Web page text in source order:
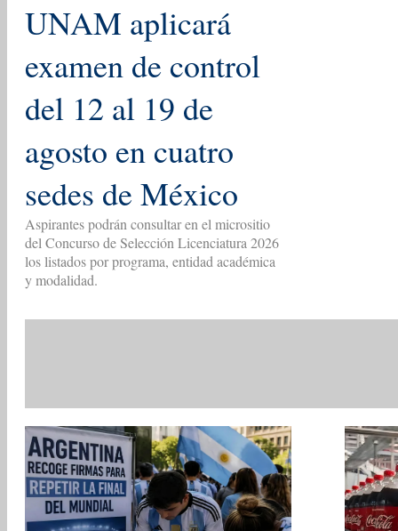
UNAM aplicará
examen de control
del 12 al 19 de
agosto en cuatro
sedes de México
Aspirantes podrán consultar en el micrositio
del Concurso de Selección Licenciatura 2026
los listados por programa, entidad académica
y modalidad.